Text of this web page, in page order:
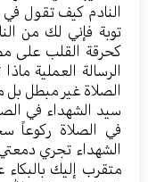
النادم کیف تقول في
توبة فإني لك من
کحرقة القلب علی
الرسالة العملیة
الصلاة غیر مبطل
سید الشهداء في
في الصلاة رکوعاً
الشهداء تجري دمعتي
متقرب إليك